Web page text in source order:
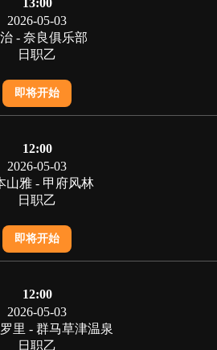
13:00
2026-05-03
- 奈良俱乐部
日职乙
即将开始
12:00
2026-05-03
山雅 - 甲府风林
日职乙
即将开始
12:00
2026-05-03
里 - 群马草津温泉
日职乙